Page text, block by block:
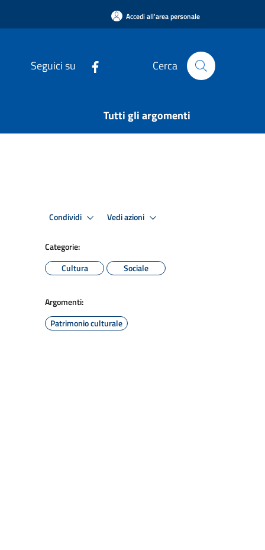
Accedi all'area personale
Seguici su Cerca
Tutti gli argomenti
Condividi Vedi azioni
Categorie:
Cultura
Sociale
Argomenti:
Patrimonio culturale